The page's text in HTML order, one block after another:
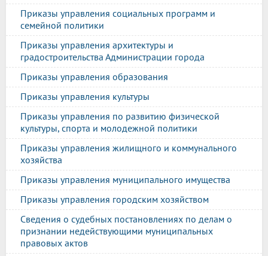
Приказы управления социальных программ и
семейной политики
Приказы управления архитектуры и
градостроительства Администрации города
Приказы управления образования
Приказы управления культуры
Приказы управления по развитию физической
культуры, спорта и молодежной политики
Приказы управления жилищного и коммунального
хозяйства
Приказы управления муниципального имущества
Приказы управления городским хозяйством
Сведения о судебных постановлениях по делам о
признании недействующими муниципальных
правовых актов